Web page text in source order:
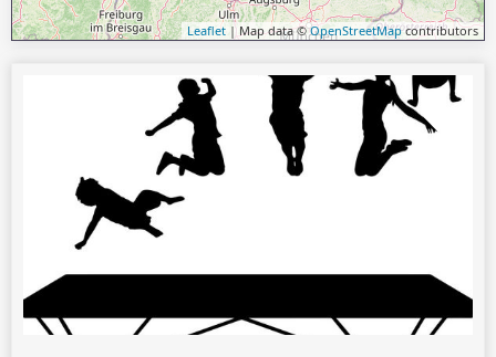
Leaflet | Map data ©OpenStreetMapcontributors